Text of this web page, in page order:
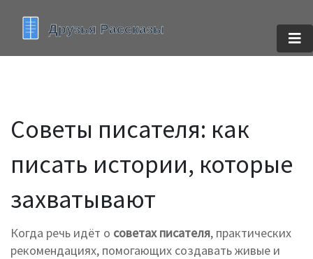
Советы писателя: как
писать истории, которые
захватывают
Когда речь идёт о советах писателя, практических
рекомендациях, помогающих создавать живые и